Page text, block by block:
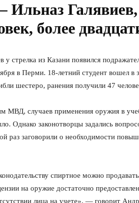
Ильназ
более
у стрелка из Казани появился
в Перми. 18-летний студент вошел в
шестеро, ранения получили 47
МВД, случаев применения оружия в
Однако законотворцы задались
раз заговорили о необходимости
спиртное можно
на оружие достаточно
лица на учете», — говорит